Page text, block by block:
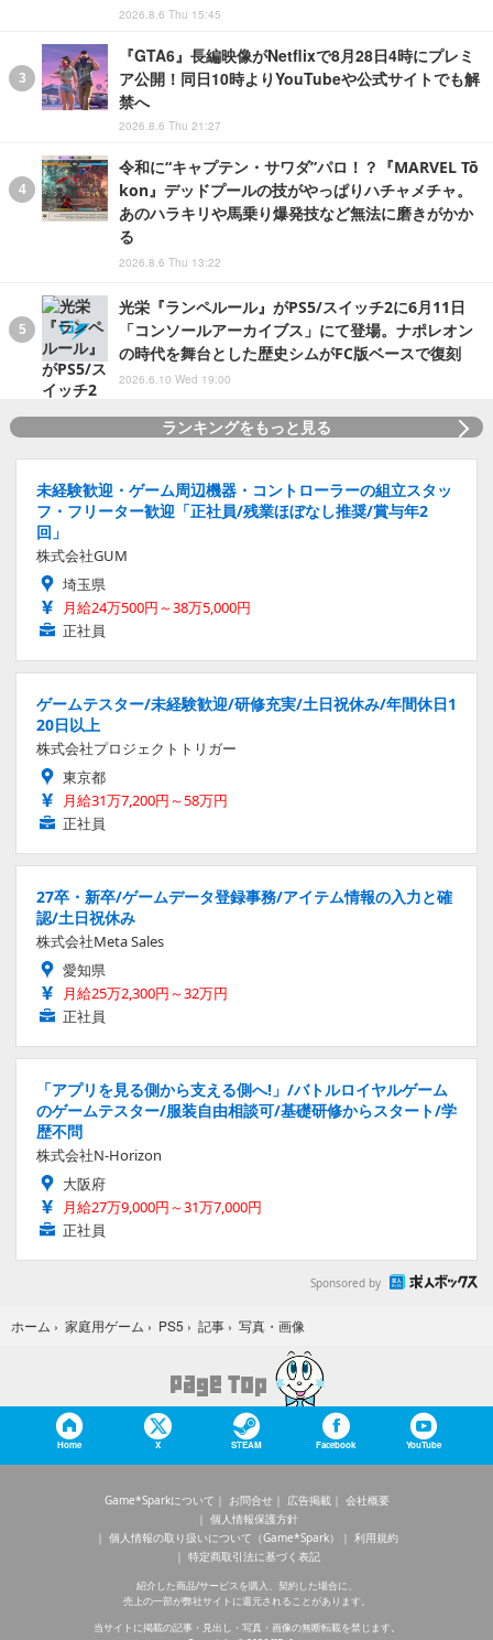
2026.8.6 Thu 15:45
『GTA6』長編映像がNetflixで8月28日4時にプレミ
ア公開！同日10時よりYouTubeや公式サイトでも解
禁へ
2026.8.6 Thu 21:27
令和に“キャプテン・サワダ”パロ！？『MARVEL Tō
kon』デッドプールの技がやっぱりハチャメチャ。
あのハラキリや馬乗り爆発技など無法に磨きがかか
る
2026.8.6 Thu 13:22
光栄『ランペルール』がPS5/スイッチ2に6月11日
「コンソールアーカイブス」にて登場。ナポレオン
の時代を舞台とした歴史シムがFC版ベースで復刻
2026.6.10 Wed 19:00
ランキングをもっと見る
未経験歓迎・ゲーム周辺機器・コントローラーの組立スタッ
フ・フリーター歓迎「正社員/残業ほぼなし推奨/賞与年2
回」
株式会社GUM
埼玉県
月給24万500円～38万5,000円
正社員
ゲームテスター/未経験歓迎/研修充実/土日祝休み/年間休日1
20日以上
株式会社プロジェクトトリガー
東京都
月給31万7,200円～58万円
正社員
27卒・新卒/ゲームデータ登録事務/アイテム情報の入力と確
認/土日祝休み
株式会社Meta Sales
愛知県
月給25万2,300円～32万円
正社員
「アプリを見る側から支える側へ!」/バトルロイヤルゲーム
のゲームテスター/服装自由相談可/基礎研修からスタート/学
歴不問
株式会社N-Horizon
大阪府
月給27万9,000円～31万7,000円
正社員
Sponsored by
ホーム › 家庭用ゲーム › PS5 › 記事 › 写真・画像
Home X STEAM Facebook YouTube
Game*Sparkについて お問合せ 広告掲載
会社概要
個人情報保護方針
個人情報の取り扱いについて（Game*Spark）
利用規約
特定商取引法に基づく表記
紹介した商品/サービスを購入、契約した場合に、
売上の一部が弊社サイトに還元されることがあります。
当サイトに掲載の記事・見出し・写真・画像の無断転載を禁じます。